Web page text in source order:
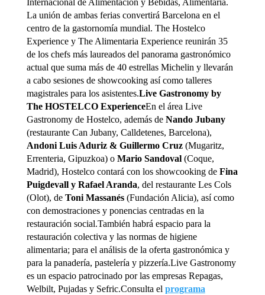
La unión de ambas ferias convertirá Barcelona en el
centro de la gastornomía mundial. The Hostelco
Experience y The Alimentaria Experience reunirán 35
de los chefs más laureados del panorama gastronómico
actual que suma más de 40 estrellas Michelin y llevarán
a cabo sesiones de showcooking así como talleres
magistrales para los asistentes.Live Gastronomy by
The HOSTELCO ExperienceEn el área Live
Gastronomy de Hostelco, además de Nando Jubany
(restaurante Can Jubany, Calldetenes, Barcelona),
Andoni Luis Aduriz & Guillermo Cruz(Mugaritz,
Errenteria, Gipuzkoa) o Mario Sandoval(Coque,
Madrid), Hostelco contará con los showcooking de Fina
Puigdevall y Rafael Aranda, del restaurante Les Cols
(Olot), de Toni Massanés(Fundación Alicia), así como
con demostraciones y ponencias centradas en la
restauración social.También habrá espacio para la
restauración colectiva y las normas de higiene
alimentaria; para el análisis de la oferta gastronómica y
para la panadería, pastelería y pizzería.Live Gastronomy
es un espacio patrocinado por las empresas Repagas,
Welbilt, Pujadas y Sefric.Consulta el programa